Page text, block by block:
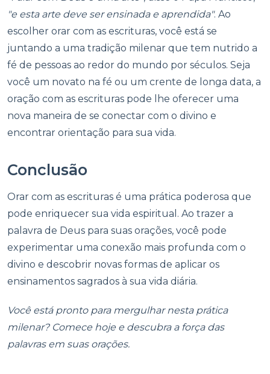
"e esta arte deve ser ensinada e aprendida". Ao
escolher orar com as escrituras, você está se
juntando a uma tradição milenar que tem nutrido a
fé de pessoas ao redor do mundo por séculos. Seja
você um novato na fé ou um crente de longa data, a
oração com as escrituras pode lhe oferecer uma
nova maneira de se conectar com o divino e
encontrar orientação para sua vida.
Conclusão
Orar com as escrituras é uma prática poderosa que
pode enriquecer sua vida espiritual. Ao trazer a
palavra de Deus para suas orações, você pode
experimentar uma conexão mais profunda com o
divino e descobrir novas formas de aplicar os
ensinamentos sagrados à sua vida diária.
Você está pronto para mergulhar nesta prática
milenar? Comece hoje e descubra a força das
palavras em suas orações.